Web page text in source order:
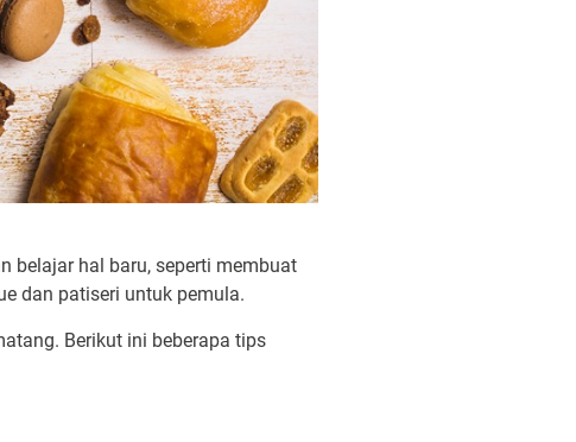
belajar hal baru, seperti membuat
dan patiseri untuk pemula.
Berikut ini beberapa tips